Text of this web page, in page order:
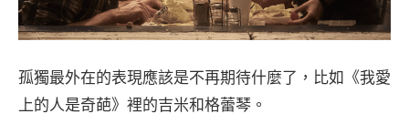
孤獨最外在的表現應該是不再期待什麼了，比如《我愛
上的人是奇葩》裡的吉米和格蕾琴。